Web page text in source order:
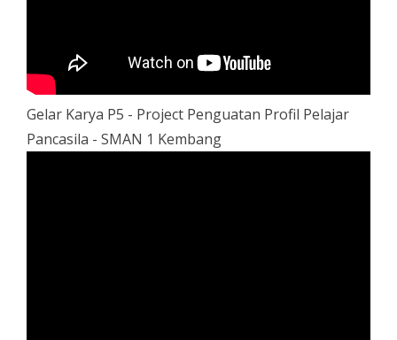
Gelar Karya P5 - Project Penguatan Profil Pelajar
Pancasila - SMAN 1 Kembang